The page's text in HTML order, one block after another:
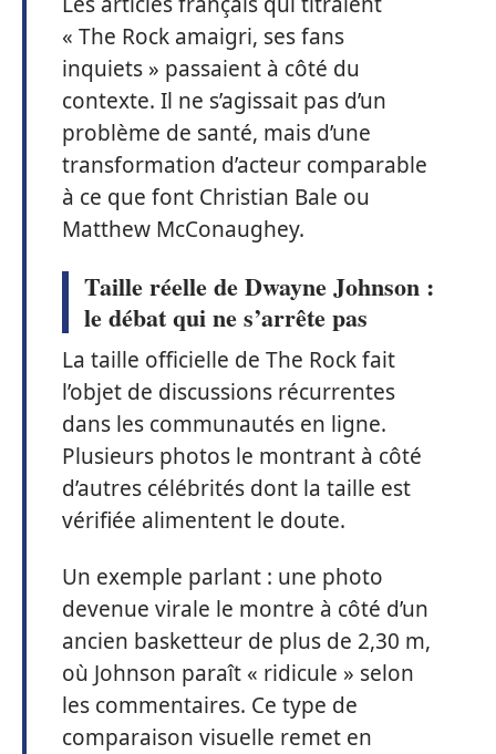
« The Rock amaigri, ses fans
inquiets » passaient à côté du
contexte. Il ne s’agissait pas d’un
problème de santé, mais d’une
transformation d’acteur comparable
à ce que font Christian Bale ou
Matthew McConaughey.
Taille réelle de Dwayne Johnson :
le débat qui ne s’arrête pas
La taille officielle de The Rock fait
l’objet de discussions récurrentes
dans les communautés en ligne.
Plusieurs photos le montrant à côté
d’autres célébrités dont la taille est
vérifiée alimentent le doute.
Un exemple parlant : une photo
devenue virale le montre à côté d’un
ancien basketteur de plus de 2,30 m,
où Johnson paraît « ridicule » selon
les commentaires. Ce type de
comparaison visuelle remet en